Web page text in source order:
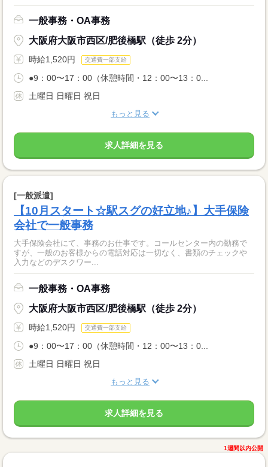
一般事務・OA事務
大阪府大阪市西区/肥後橋駅（徒歩 2分）
時給1,520円 交通費一部支給
●9：00〜17：00（休憩時間・12：00〜13：0...
土曜日 日曜日 祝日
もっと見る
求人詳細を見る
[一般派遣]
【10月スタート☆駅スグの好立地♪】大手保険
会社で一般事務
大手保険会社にて、事務のお仕事です。コールセンター内の勤務で
すが、一般のお客様からの電話対応は一切なく、書類のチェックや
入力などのデスクワー...
一般事務・OA事務
大阪府大阪市西区/肥後橋駅（徒歩 2分）
時給1,520円 交通費一部支給
●9：00〜17：00（休憩時間・12：00〜13：0...
土曜日 日曜日 祝日
もっと見る
求人詳細を見る
1週間以内公開